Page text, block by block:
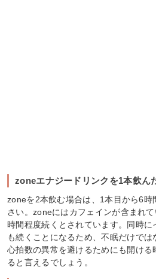
zoneエナジードリンクを1本飲ん
zoneを2本飲む場合は、1本目から6時
さい。zoneにはカフェインが含まれ
時間程度続くとされています。同時
も続くことになるため、不眠だけで
心拍数の異常を避けるためにも開け
ると言えるでしょう。